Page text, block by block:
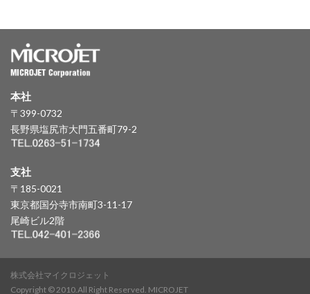
本社
〒399-0732
長野県塩尻市大門五番町79-2
支社
〒185-0021
東京都国分寺市南町3-11-17
尾崎ビル2階
株式会社マイクロジェット
Copyright © 2010.All Right Reserved. MICROJET